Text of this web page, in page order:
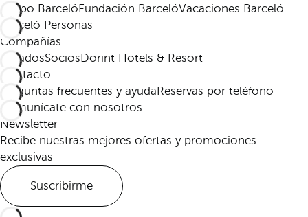
Grupo Barceló Fundación BarcelóVacaciones Barceló
Barceló Personas
Compañías
AfiliadosSocios Dorint Hotels & Resort
Contacto
Preguntas frecuentes y ayuda Reservas por teléfono
Comunícate con nosotros
Newsletter
Recibe nuestras mejores ofertas y promociones
exclusivas
Suscribirme